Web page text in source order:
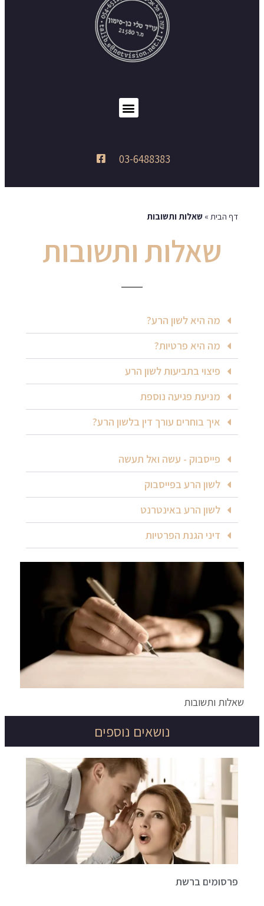
03-6488383
דף הבית» שאלות ותשובות
שאלות ותשובות
מה היא לשון הרע?
מה היא פרטיות?
פיצוי בתביעות לשון הרע
מניעת פגיעה נוספת
איך בוחרים עורך דין בלשון הרע?
פייסבוק - עשה ואל תעשה
לשון הרע בפייסבוק
לשון הרע באינטרנט
דיני הגנת הפרטיות
שאלות ותשובות
נושאים נוספים
פרסומים ברשת